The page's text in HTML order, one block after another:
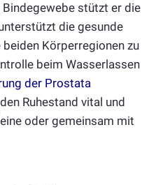
Bindegewebe stützt er die
die gesunde
Körperregionen zu
beim Wasserlassen
der Prostata
Ruhestand vital und
oder gemeinsam mit